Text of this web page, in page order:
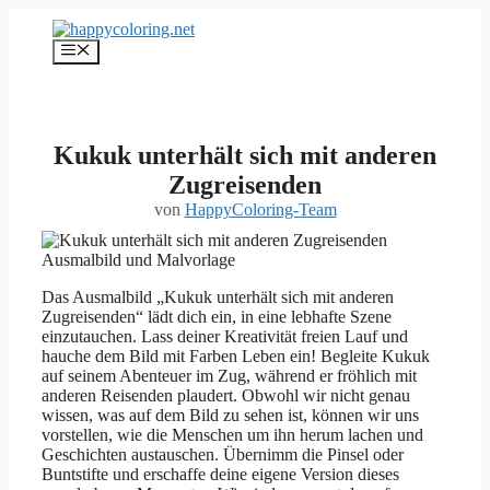
springen
Menü
Kukuk unterhält sich mit anderen
Zugreisenden
von HappyColoring-Team
Das Ausmalbild „Kukuk unterhält sich mit anderen
Zugreisenden“ lädt dich ein, in eine lebhafte Szene
einzutauchen. Lass deiner Kreativität freien Lauf und
hauche dem Bild mit Farben Leben ein! Begleite Kukuk
auf seinem Abenteuer im Zug, während er fröhlich mit
anderen Reisenden plaudert. Obwohl wir nicht genau
wissen, was auf dem Bild zu sehen ist, können wir uns
vorstellen, wie die Menschen um ihn herum lachen und
Geschichten austauschen. Übernimm die Pinsel oder
Buntstifte und erschaffe deine eigene Version dieses